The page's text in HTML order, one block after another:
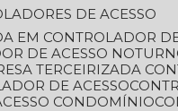
DE ACESSO
EM CONTROLADOR
DE ACESSO
TERCEIRIZADA
DE ACESSO
CONDOMÍNIO